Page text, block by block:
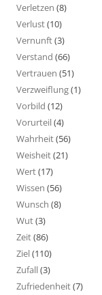
Verletzen (8)
Verlust(10)
Vernunft(3)
Verstand (66)
Vertrauen (51)
Verzweiflung(1)
Vorbild (12)
Vorurteil(4)
Wahrheit(56)
Weisheit(21)
Wert(17)
Wissen (56)
Wunsch (8)
Wut(3)
Zeit(86)
Ziel(110)
Zufall(3)
Zufriedenheit(7)